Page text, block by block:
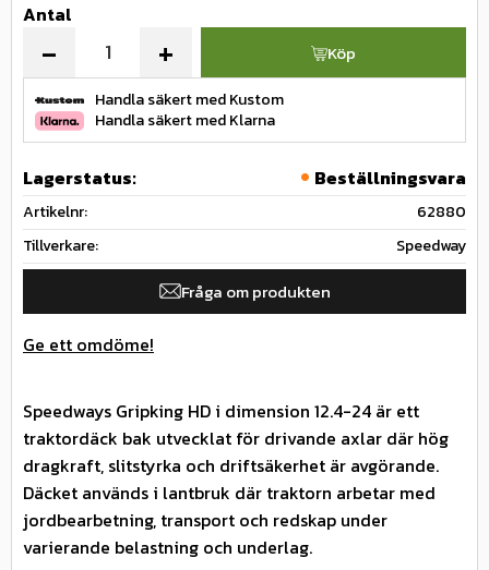
Antal
+
- Köp
Handla säkert med Kustom
Handla säkert med Klarna
Lagerstatus Beställningsvara
Artikelnr
62880
Tillverkare
Speedway
Fråga om produkten
Ge ett omdöme!
Speedways Gripking HD i dimension 12.4-24 är ett
traktordäck bak utvecklat för drivande axlar där hög
dragkraft, slitstyrka och driftsäkerhet är avgörande.
Däcket används i lantbruk där traktorn arbetar med
jordbearbetning, transport och redskap under
varierande belastning och underlag.